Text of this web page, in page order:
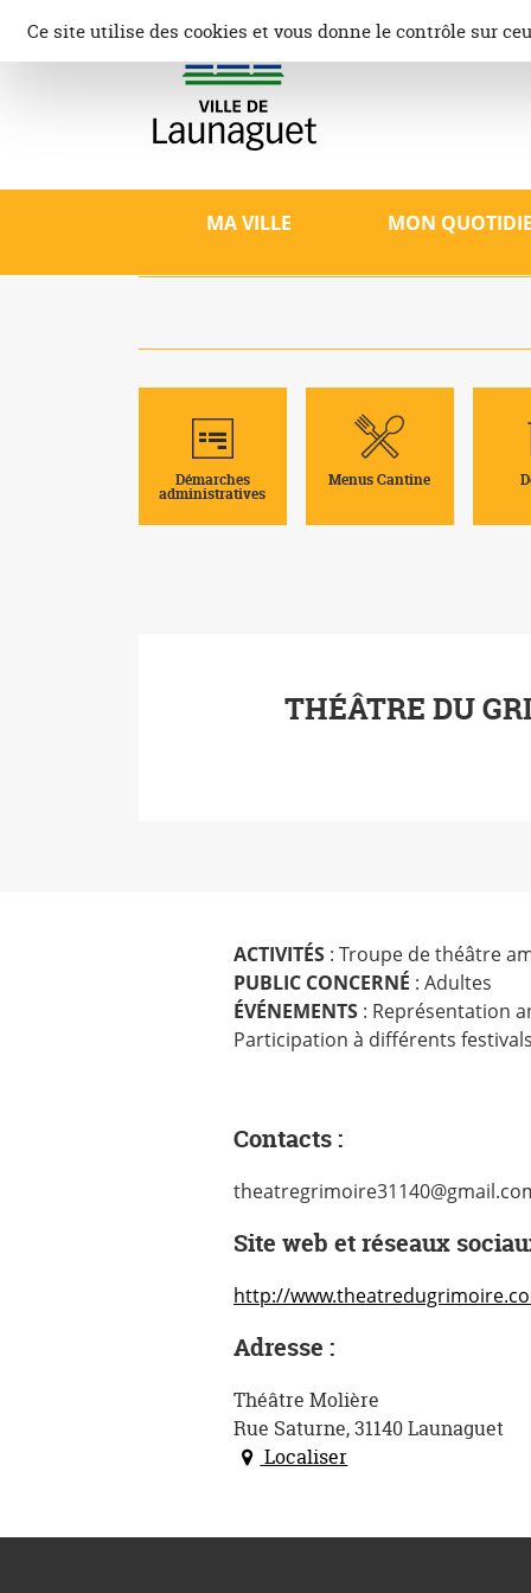
contenu
Site
MA VILLE MON
Démarches
administratives
Menus Cantine
THÉÂTRE DU
ACTIVITÉS : Troupe de théâtre
PUBLIC CONCERNÉ : Adultes
ÉVÉNEMENTS : Représentation
Participation à différents
Contacts :
Site web et réseaux
http://
Adresse :
Théâtre Molière
Rue Saturne, 31140 Launaguet
Localiser
Ce site utilise des cookies et vous donne le contrôle sur